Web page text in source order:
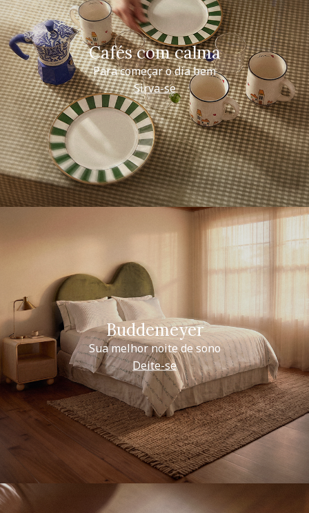
Cafés com calma
Para começar o dia bem
Sirva-se
Buddemeyer
Sua melhor noite de sono
Deite-se